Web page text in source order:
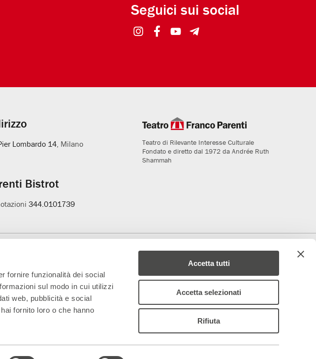
fornire funzionalità dei social
sul modo in cui utilizzi
web, pubblicità e social
fornito loro o che hanno
Accetta tutti
Accetta selezionati
Rifiuta
Seguici sui social
Lombardo 14, Milano
Bistrot
344.0101739
Teatro di Rilevante Interesse Culturale
Fondato e diretto dal 1972 da Andrée Ruth
Shammah
Media Partner